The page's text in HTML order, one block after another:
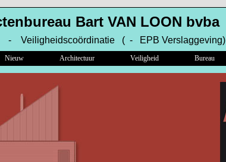
Bart VAN LOON bvba
- Veiligheidscoördinatie ( - EPB Verslaggeving)
Nieuw Architectuur Veiligheid Bureau